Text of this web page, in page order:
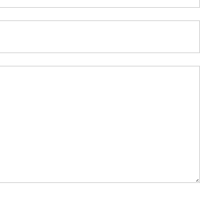
de la vieja escuela